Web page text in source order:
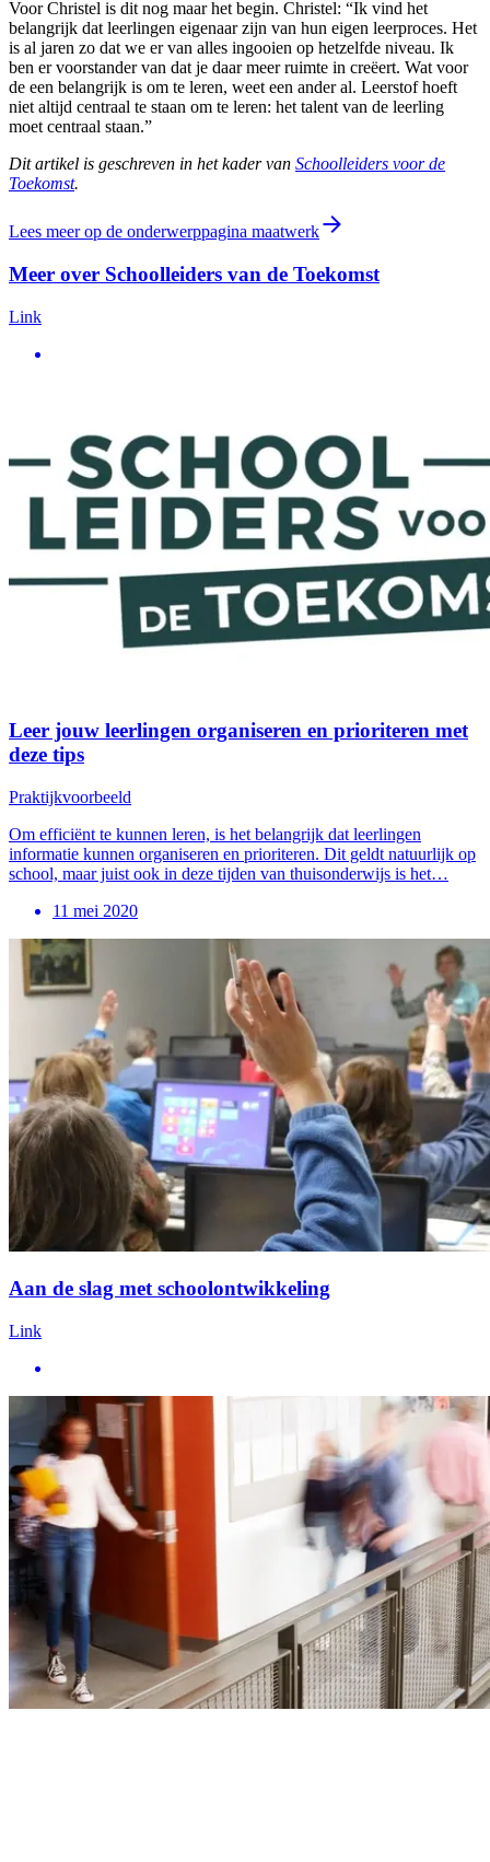
Voor Christel is dit nog maar het begin. Christel: “Ik vind het
belangrijk dat leerlingen eigenaar zijn van hun eigen leerproces. Het
is al jaren zo dat we er van alles ingooien op hetzelfde niveau. Ik
ben er voorstander van dat je daar meer ruimte in creëert. Wat voor
de een belangrijk is om te leren, weet een ander al. Leerstof hoeft
niet altijd centraal te staan om te leren: het talent van de leerling
moet centraal staan.”
Dit artikel is geschreven in het kader van Schoolleiders voor de
Toekomst.
Lees meer op de onderwerppagina maatwerk
Meer over Schoolleiders van de Toekomst
Link
Leer jouw leerlingen organiseren en prioriteren met
deze tips
Praktijkvoorbeeld
Om efficiënt te kunnen leren, is het belangrijk dat leerlingen
informatie kunnen organiseren en prioriteren. Dit geldt natuurlijk op
school, maar juist ook in deze tijden van thuisonderwijs is het…
11 mei 2020
Aan de slag met schoolontwikkeling
Link